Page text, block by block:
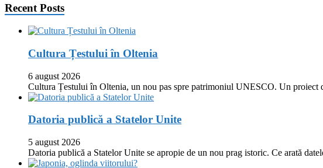
Recent Posts
Cultura Țestului în Oltenia
6 august 2026
Cultura Țestului în Oltenia, un nou pas spre patrimoniul UNESCO. Un
Datoria publică a Statelor Unite
5 august 2026
Datoria publică a Statelor Unite se apropie de un nou prag istoric. Ce arată